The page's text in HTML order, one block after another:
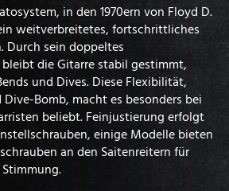
in den 1970ern von Floyd D.
weitverbreitetes, fortschrittliches
Durch sein doppeltes
die Gitarre stabil gestimmt,
und Dives. Diese Flexibilität,
Bomb, macht es besonders bei
beliebt. Feinjustierung erfolgt
einige Modelle bieten
an den Saitenreitern für